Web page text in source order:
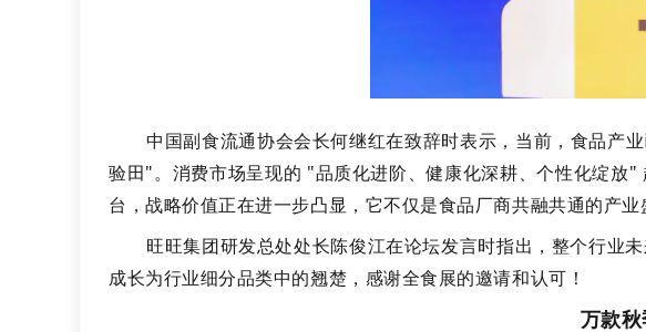
中国副食流通协会会长何继红在致辞时表示，当前，食品产
验田"。消费市场呈现的 "品质化进阶、健康化深耕、个性化绽放
台，战略价值正在进一步凸显，它不仅是食品厂商共融共通的产
旺旺集团研发总处处长陈俊江在论坛发言时指出，整个行业
成长为行业细分品类中的翘楚，感谢全食展的邀请和认可！
万款